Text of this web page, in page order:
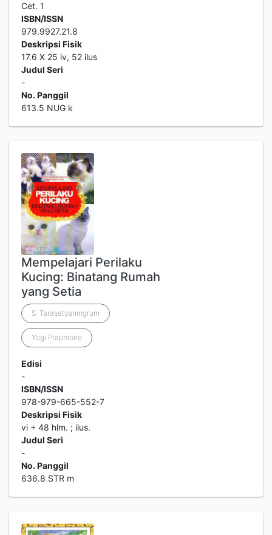
Cet. 1
ISBN/ISSN
979.9927.21.8
Deskripsi Fisik
17.6 X 25 iv, 52 ilus
Judul Seri
-
No. Panggil
613.5 NUG k
Mempelajari Perilaku
Kucing: Binatang Rumah
yang Setia
S. Tarasetyaningrum
Yogi Prapmono
Edisi
-
ISBN/ISSN
978-979-665-552-7
Deskripsi Fisik
vi + 48 hlm. ; ilus.
Judul Seri
-
No. Panggil
636.8 STR m